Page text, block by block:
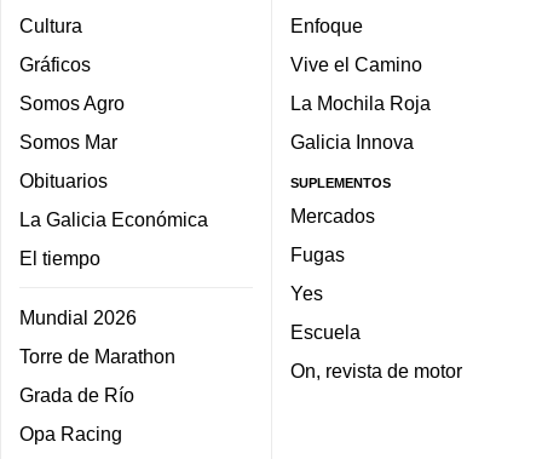
Cultura
Gráficos
Somos Agro
Somos Mar
Obituarios
La Galicia Económica
El tiempo
Mundial 2026
Torre de Marathon
Grada de Río
Opa Racing
Enfoque
Vive el Camino
La Mochila Roja
Galicia Innova
SUPLEMENTOS
Mercados
Fugas
Yes
Escuela
On, revista de motor